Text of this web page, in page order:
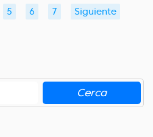
5 6 7 Siguiente
Cerca